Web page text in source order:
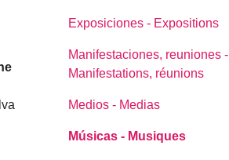
Exposiciones - Expositions
Manifestaciones, reuniones -
Manifestations, réunions
Medios - Medias
Músicas - Musiques